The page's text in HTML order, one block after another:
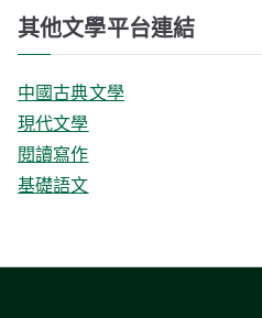
其他文學平台連結
中國古典文學
現代文學
閱讀寫作
基礎語文